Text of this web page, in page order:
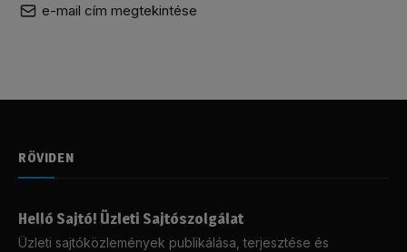
e-mail cím megtekintése
RÖVIDEN
Helló Sajtó! Üzleti Sajtószolgálat
Üzleti sajtóközlemények publikálása, terjesztése és